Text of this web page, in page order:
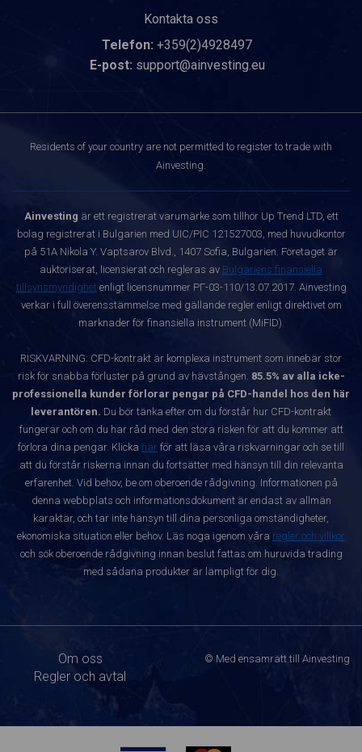
Kontakta oss
Telefon: +359(2)4928497
E-post: support@ainvesting.eu
Residents of your country are not permitted to register to trade with
Ainvesting.
Ainvesting är ett registrerat varumärke som tillhör Up Trend LTD, ett
bolag registrerat i Bulgarien med UIC/PIC 121527003, med huvudkontor
på 51A Nikola Y. Vaptsarov Blvd., 1407 Sofia, Bulgarien. Företaget är
auktoriserat, licensierat och regleras av Bulgariens finansiella
tillsynsmyndighetenligt licensnummer РГ-03-110/13.07.2017. Ainvesting
verkar i full överensstämmelse med gällande regler enligt direktivet om
marknader för finansiella instrument (MiFID).
RISKVARNING: CFD-kontrakt är komplexa instrument som innebär stor
risk för snabba förluster på grund av hävstången. 85.5% av alla icke-
professionella kunder förlorar pengar på CFD-handel hos den här
leverantören. Du bör tänka efter om du förstår hur CFD-kontrakt
fungerar och om du har råd med den stora risken för att du kommer att
förlora dina pengar. Klicka här för att läsa våra riskvarningar och se till
att du förstår riskerna innan du fortsätter med hänsyn till din relevanta
erfarenhet. Vid behov, be om oberoende rådgivning. Informationen på
denna webbplats och informationsdokument är endast av allmän
karaktär, och tar inte hänsyn till dina personliga omständigheter,
ekonomiska situation eller behov. Läs noga igenom våra regler och villkor
och sök oberoende rådgivning innan beslut fattas om huruvida trading
med sådana produkter är lämpligt för dig.
Om oss
Regler och avtal
© Med ensamrätt till Ainvesting